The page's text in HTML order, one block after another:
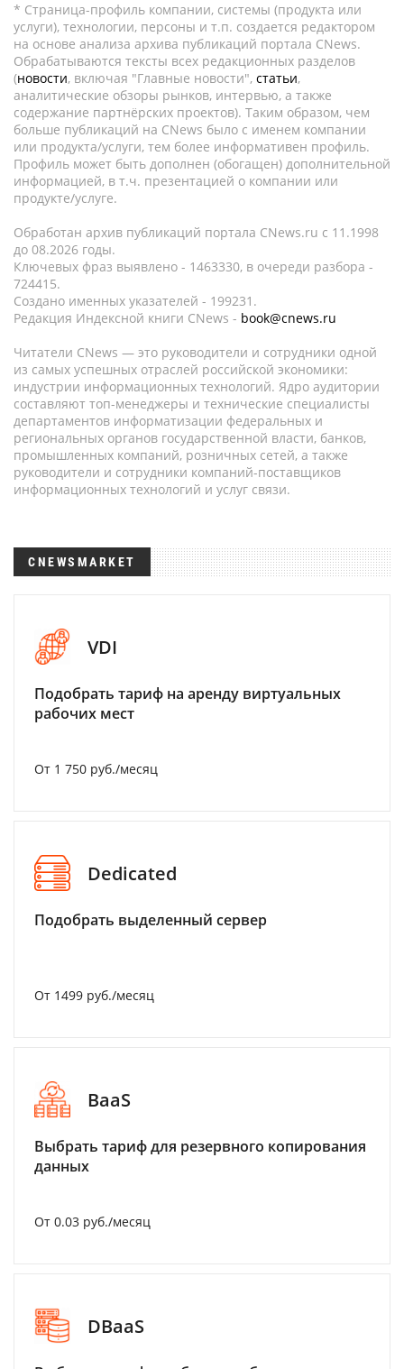
* Страница-профиль компании, системы (продукта или
услуги), технологии, персоны и т.п. создается редактором
на основе анализа архива публикаций портала CNews.
Обрабатываются тексты всех редакционных разделов
(новости, включая "Главные новости", статьи,
аналитические обзоры рынков, интервью, а также
содержание партнёрских проектов). Таким образом, чем
больше публикаций на CNews было с именем компании
или продукта/услуги, тем более информативен профиль.
Профиль может быть дополнен (обогащен) дополнительной
информацией, в т.ч. презентацией о компании или
продукте/услуге.
Обработан архив публикаций портала CNews.ru c 11.1998
до 08.2026 годы.
Ключевых фраз выявлено - 1463330, в очереди разбора -
724415.
Создано именных указателей - 199231.
Редакция Индексной книги CNews - book@cnews.ru
Читатели CNews — это руководители и сотрудники одной
из самых успешных отраслей российской экономики:
индустрии информационных технологий. Ядро аудитории
составляют топ-менеджеры и технические специалисты
департаментов информатизации федеральных и
региональных органов государственной власти, банков,
промышленных компаний, розничных сетей, а также
руководители и сотрудники компаний-поставщиков
информационных технологий и услуг связи.
CNEWSMARKET
VDI
Подобрать тариф на аренду виртуальных
рабочих мест
От 1 750 руб./месяц
Dedicated
Подобрать выделенный сервер
От 1499 руб./месяц
BaaS
Выбрать тариф для резервного копирования
данных
От 0.03 руб./месяц
DBaaS